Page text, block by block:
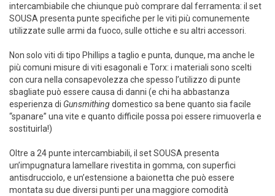
intercambiabile che chiunque può comprare dal ferramenta: il set
SOUSA presenta punte specifiche per le viti più comunemente
utilizzate sulle armi da fuoco, sulle ottiche e su altri accessori.
Non solo viti di tipo Phillips a taglio e punta, dunque, ma anche le
più comuni misure di viti esagonali e Torx: i materiali sono scelti
con cura nella consapevolezza che spesso l’utilizzo di punte
sbagliate può essere causa di danni (e chi ha abbastanza
esperienza di Gunsmithingdomestico sa bene quanto sia facile
“spanare” una vite e quanto difficile possa poi essere rimuoverla e
sostituirla!)
Oltre a 24 punte intercambiabili, il set SOUSA presenta
un’impugnatura lamellare rivestita in gomma, con superfici
antisdrucciolo, e un’estensione a baionetta che può essere
montata su due diversi punti per una maggiore comodità